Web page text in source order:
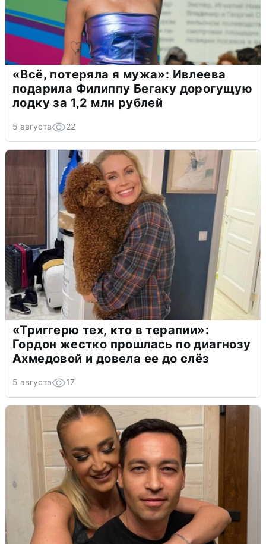
«Всё, потеряла я мужа»: Ивлеева
подарила Филиппу Бегаку дорогущую
лодку за 1,2 млн рублей
5 августа 22
«Триггерю тех, кто в терапии»:
Гордон жестко прошлась по диагнозу
Ахмедовой и довела ее до слёз
5 августа 17